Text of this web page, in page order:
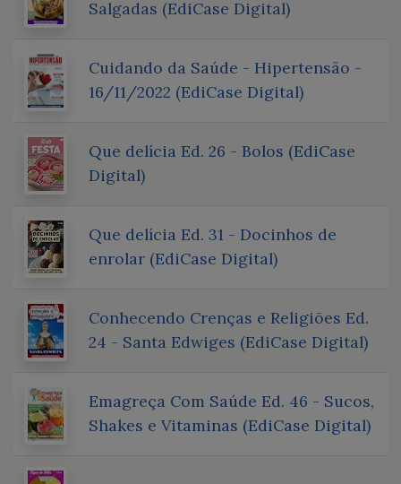
Salgadas (EdiCase Digital)
Cuidando da Saúde - Hipertensão -
16/11/2022 (EdiCase Digital)
Que delícia Ed. 26 - Bolos (EdiCase
Digital)
Que delícia Ed. 31 - Docinhos de
enrolar (EdiCase Digital)
Conhecendo Crenças e Religiões Ed.
24 - Santa Edwiges (EdiCase Digital)
Emagreça Com Saúde Ed. 46 - Sucos,
Shakes e Vitaminas (EdiCase Digital)